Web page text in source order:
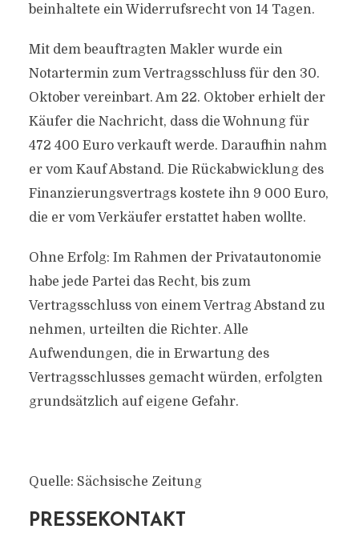
beinhaltete ein Widerrufsrecht von 14 Tagen.
Mit dem beauftragten Makler wurde ein
Notartermin zum Vertragsschluss für den 30.
Oktober vereinbart. Am 22. Oktober erhielt der
Käufer die Nachricht, dass die Wohnung für
472 400 Euro verkauft werde. Daraufhin nahm
er vom Kauf Abstand. Die Rückabwicklung des
Finanzierungsvertrags kostete ihn 9 000 Euro,
die er vom Verkäufer erstattet haben wollte.
Ohne Erfolg: Im Rahmen der Privatautonomie
habe jede Partei das Recht, bis zum
Vertragsschluss von einem Vertrag Abstand zu
nehmen, urteilten die Richter. Alle
Aufwendungen, die in Erwartung des
Vertragsschlusses gemacht würden, erfolgten
grundsätzlich auf eigene Gefahr.
Quelle: Sächsische Zeitung
PRESSEKONTAKT